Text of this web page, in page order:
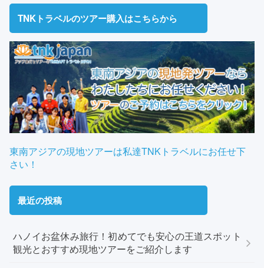
TNKトラベルのツアー購入はこちらから
東南アジアの現地ツアーは私達TNKトラベルにお任せ下
さい！
最近の投稿
ハノイお盆休み旅行！初めてでも安心の王道スポット
観光とおすすめ現地ツアーをご紹介します